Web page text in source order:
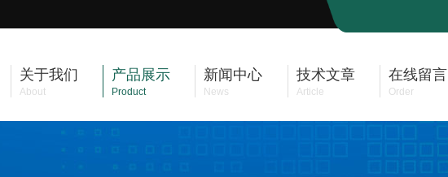
关于我们
About
产品展示
Product
新闻中心
News
技术文章
Article
在线留言
Order